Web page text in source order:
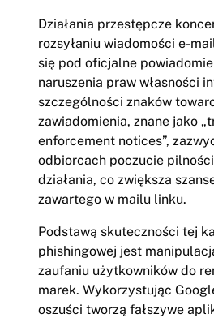
Działania przestępcze
rozsyłaniu wiadomości e-
się pod oficjalne
naruszenia praw własności
szczególności znaków
zawiadomienia, znane jako
enforcement notices”,
odbiorcach poczucie
działania, co zwiększa
zawartego w mailu linku.
Podstawą skuteczności tej
phishingowej jest
zaufaniu użytkowników do
marek. Wykorzystując
oszuści tworzą fałszywe